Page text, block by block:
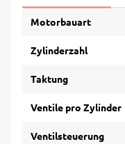
Motorbauart
Zylinderzahl
Taktung
Ventile pro Zylinder
Ventilsteuerung